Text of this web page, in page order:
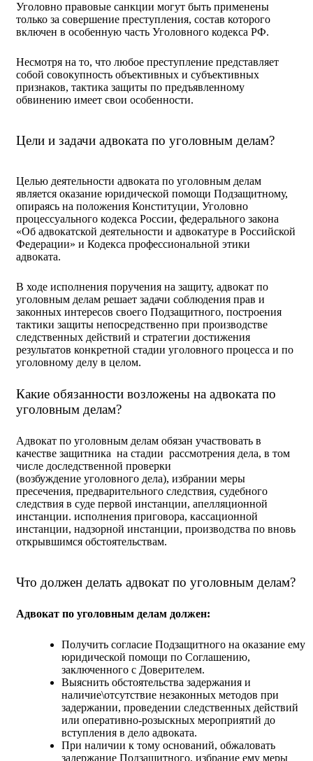
Уголовно правовые санкции могут быть применены
только за совершение преступления, состав которого
включен в особенную часть Уголовного кодекса РФ.
Несмотря на то, что любое преступление представляет
собой совокупность объективных и субъективных
признаков, тактика защиты по предъявленному
обвинению имеет свои особенности.
Цели и задачи адвоката по уголовным делам?
Целью деятельности адвоката по уголовным делам
является оказание юридической помощи Подзащитному,
опираясь на положения Конституции, Уголовно
процессуального кодекса России, федерального закона
«Об адвокатской деятельности и адвокатуре в Российской
Федерации» и Кодекса профессиональной этики
адвоката.
В ходе исполнения поручения на защиту, адвокат по
уголовным делам решает задачи соблюдения прав и
законных интересов своего Подзащитного, построения
тактики защиты непосредственно при производстве
следственных действий и стратегии достижения
результатов конкретной стадии уголовного процесса и по
уголовному делу в целом.
Какие обязанности возложены на адвоката по
уголовным делам?
Адвокат по уголовным делам обязан участвовать в
качестве защитника на стадии рассмотрения дела, в том
числе доследственной проверки
(возбуждение уголовного дела), избрании меры
пресечения, предварительного следствия, судебного
следствия в суде первой инстанции, апелляционной
инстанции. исполнения приговора, кассационной
инстанции, надзорной инстанции, производства по вновь
открывшимся обстоятельствам.
Что должен делать адвокат по уголовным делам?
Адвокат по уголовным делам должен:
Получить согласие Подзащитного на оказание ему
юридической помощи по Соглашению,
заключенного с Доверителем.
Выяснить обстоятельства задержания и
наличие\отсутствие незаконных методов при
задержании, проведении следственных действий
или оперативно-розыскных мероприятий до
вступления в дело адвоката.
При наличии к тому оснований, обжаловать
задержание Подзащитного, избрание ему меры